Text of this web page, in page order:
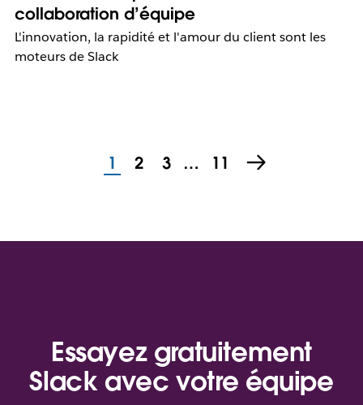
collaboration d’équipe
L'innovation, la rapidité et l'amour du client sont les
moteurs de Slack
1 2 3 … 11
Essayez gratuitement
Slack avec votre équipe